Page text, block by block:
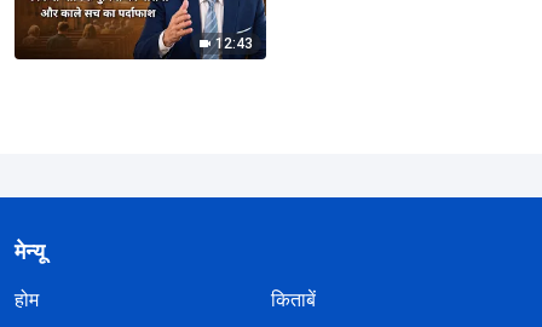
12:43
मेन्यू
होम
किताबें